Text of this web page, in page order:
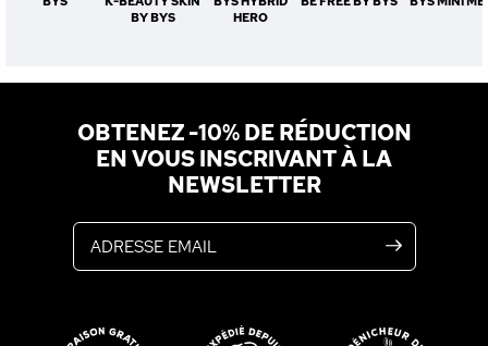
BY BYS
HERO
OBTENEZ -10% DE RÉDUCTION
EN VOUS INSCRIVANT À LA
NEWSLETTER